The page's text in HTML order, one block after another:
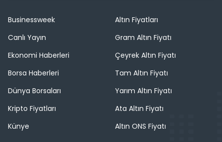
Businessweek
Canlı Yayın
Ekonomi Haberleri
Borsa Haberleri
Dünya Borsaları
Kripto Fiyatları
Künye
Altın Fiyatları
Gram Altın Fiyatı
Çeyrek Altın Fiyatı
Tam Altın Fiyatı
Yarım Altın Fiyatı
Ata Altın Fiyatı
Altın ONS Fiyatı